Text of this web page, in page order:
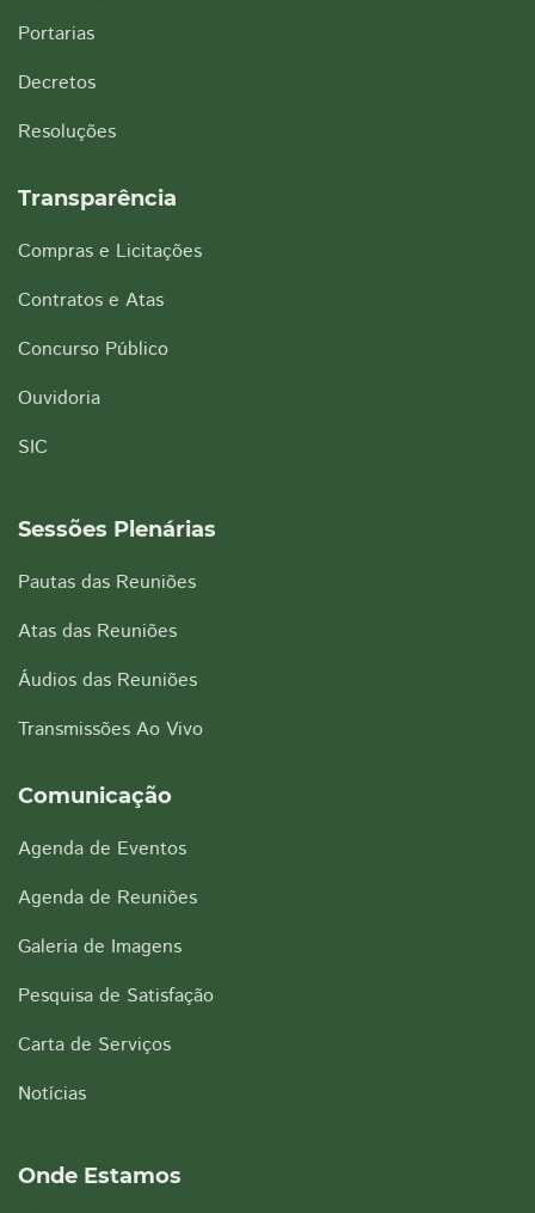
Portarias
Decretos
Resoluções
Transparência
Compras e Licitações
Contratos e Atas
Concurso Público
Ouvidoria
SIC
Sessões Plenárias
Pautas das Reuniões
Atas das Reuniões
Áudios das Reuniões
Transmissões Ao Vivo
Comunicação
Agenda de Eventos
Agenda de Reuniões
Galeria de Imagens
Pesquisa de Satisfação
Carta de Serviços
Notícias
Onde Estamos